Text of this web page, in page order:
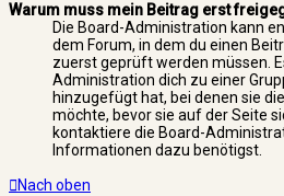
Warum muss mein Beitrag erst
Die Board-Administration kann
dem Forum, in dem du einen
zuerst geprüft werden müssen.
Administration dich zu einer
hinzugefügt hat, bei denen sie
möchte, bevor sie auf der Seite
kontaktiere die Board-
Informationen dazu benötigst.
Nach oben